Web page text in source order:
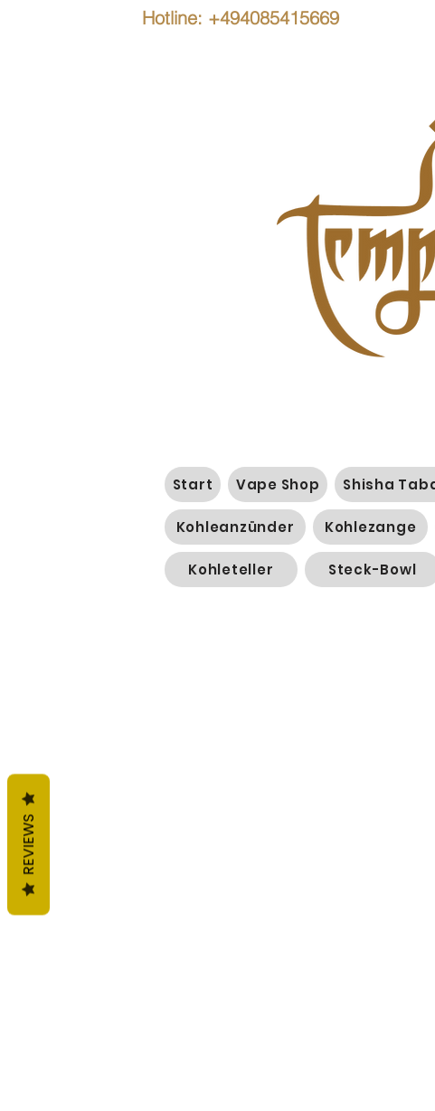
Hotline: +494085415669
Start Vape Shop Shisha
Kohleanzünder Kohlezange
Kohleteller Steck-Bowl
REVIEWS